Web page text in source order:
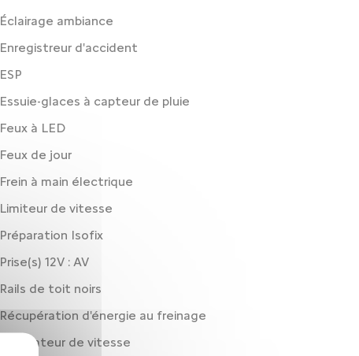
Éclairage ambiance
Enregistreur d'accident
ESP
Essuie-glaces à capteur de pluie
Feux à LED
Feux de jour
Frein à main électrique
Limiteur de vitesse
Préparation Isofix
Prise(s) 12V : AV
Rails de toit noirs
Récupération d'énergie au freinage
Régulateur de vitesse